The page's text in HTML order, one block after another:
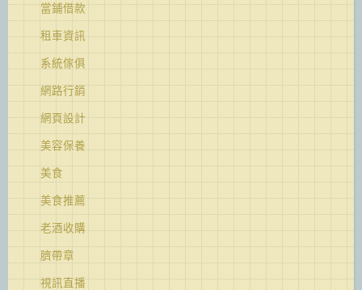
當鋪借款
租車資訊
系統傢俱
網路行銷
網頁設計
美容保養
美食
美食推薦
老酒收購
臍帶章
視訊直播